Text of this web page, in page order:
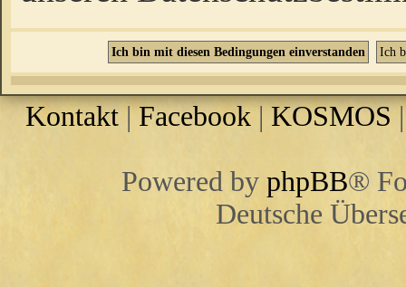
Kontakt |Facebook | KOSMOS
Powered by phpBB®
Deutsche